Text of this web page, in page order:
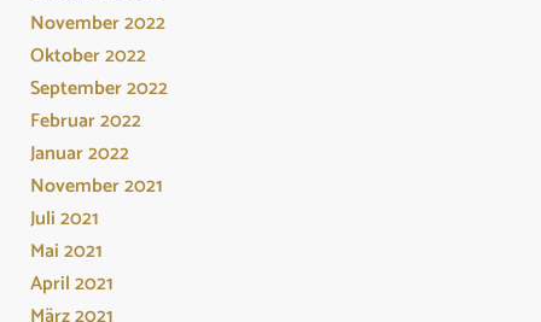
November 2022
Oktober 2022
September 2022
Februar 2022
Januar 2022
November 2021
Juli 2021
Mai 2021
April 2021